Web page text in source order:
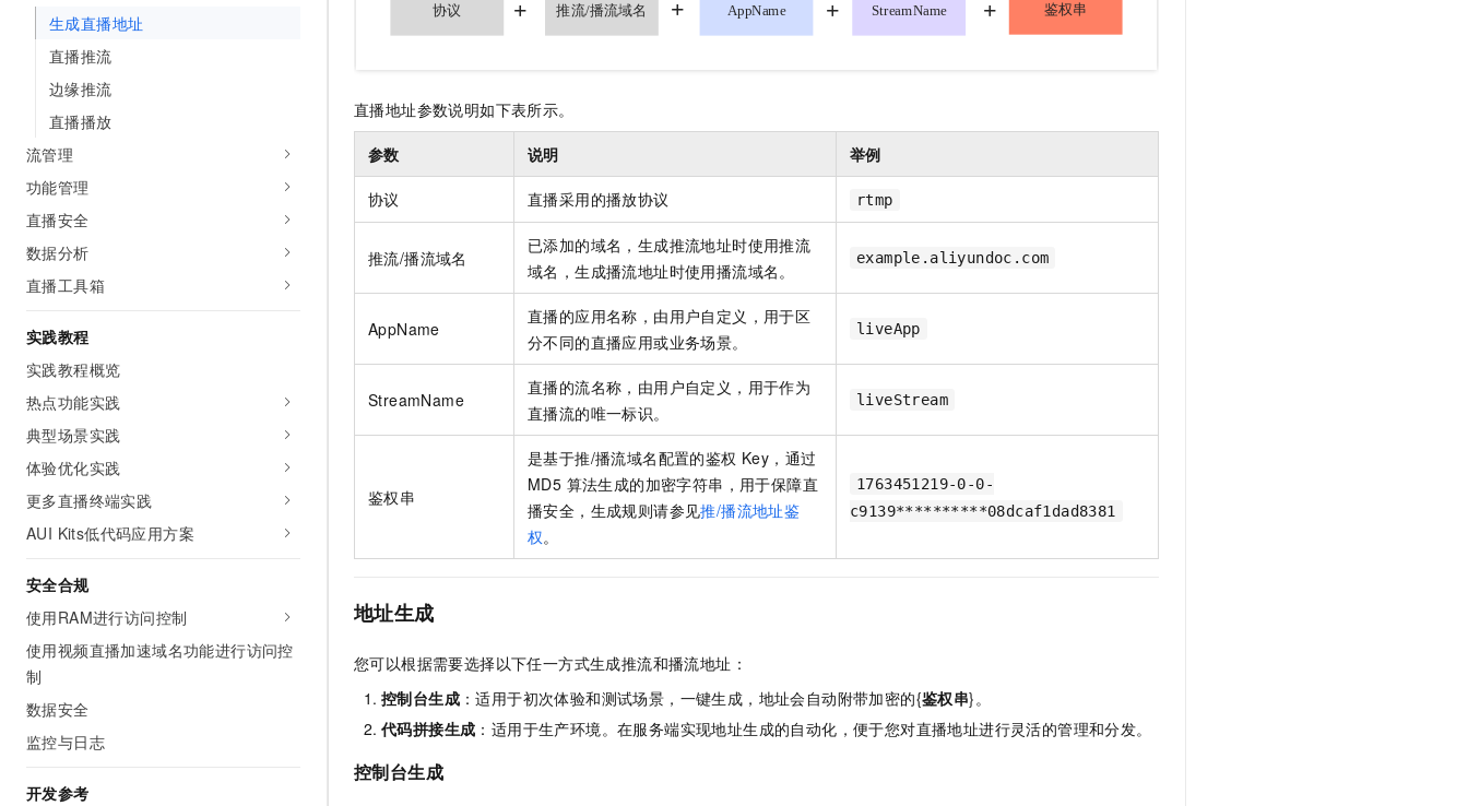
生成直播地址
直播推流
边缘推流
直播播放
流管理
功能管理
直播安全
数据分析
直播工具箱
实践教程
实践教程概览
热点功能实践
典型场景实践
体验优化实践
更多直播终端实践
AUI Kits低代码应用方案
安全合规
使用RAM进行访问控制
使用视频直播加速域名功能进行访问控
制
数据安全
监控与日志
开发参考
直播地址参数说明如下表所示。
参数 说明 举例
协议 直播采用的播放协议 rtmp
推流/播流域名
已添加的域名，生成推流地址时使用推流
域名，生成播流地址时使用播流域名。
example.aliyundoc.com
AppName
直播的应用名称，由用户自定义，用于区
分不同的直播应用或业务场景。
liveApp
StreamName
直播的流名称，由用户自定义，用于作为
直播流的唯一标识。
liveStream
鉴权串
是基于推/播流域名配置的鉴权 Key，通过
MD5 算法生成的加密字符串，用于保障直
播安全，生成规则请参见推/播流地址鉴
权。
1763451219-0-0-
c9139**********08dcaf1dad8381
地址生成
您可以根据需要选择以下任一方式生成推流和播流地址：
控制台生成 ：适用于初次体验和测试场景，一键生成，地址会自动附带加密的{鉴权串}。
代码拼接生成 ：适用于生产环境。在服务端实现地址生成的自动化，便于您对直播地址进行灵活的管理和分发。
控制台生成
新一代 AI 视频生成模型，深度适配广告营销等场景 云端极速 AI 应用创作平台
大模型解决方案
快速部署 Dify，高效搭建 AI 应用
依托云原生高可用架构,实现Dify私有化部署
10 分钟在聊天系统中增加一个 AI 助手
在企业官网、通讯软件中为客户提供 AI 客服
即刻拥有 DeepSeek-R1 满血版
终端用户计算
Serverless
开发工具
迁移与运维管理
专有云
定制小程序